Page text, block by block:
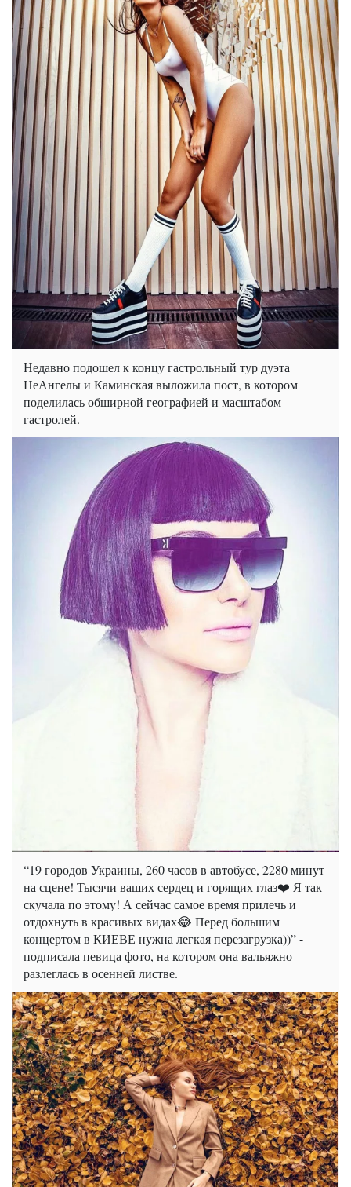
Недавно подошел к концу гастрольный тур дуэта
НеАнгелы и Каминская выложила пост, в котором
поделилась обширной географией и масштабом
гастролей.
“19 городов Украины, 260 часов в автобусе, 2280 минут
на сцене! Тысячи ваших сердец и горящих глаз❤️ Я так
скучала по этому! А сейчас самое время прилечь и
отдохнуть в красивых видах😂 Перед большим
концертом в КИЕВЕ нужна легкая перезагрузка))” -
подписала певица фото, на котором она вальяжно
разлеглась в осенней листве.